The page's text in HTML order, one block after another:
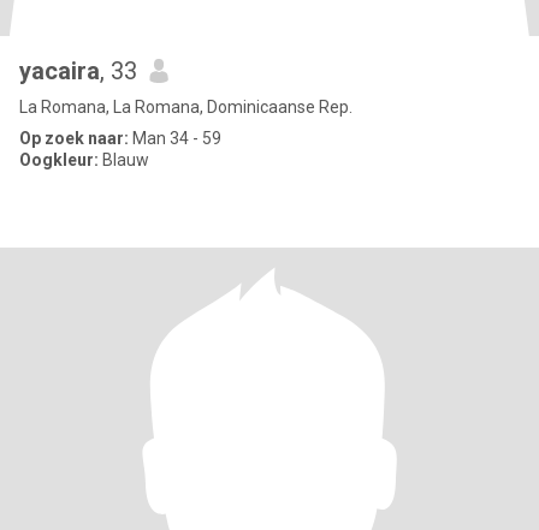
yacaira, 33
La Romana, La Romana, Dominicaanse Rep.
Op zoek naar: Man 34 - 59
Oogkleur: Blauw